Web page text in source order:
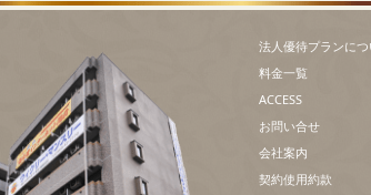
法人優待プランにつ
料金一覧
ACCESS
お問い合せ
会社案内
契約使用約款